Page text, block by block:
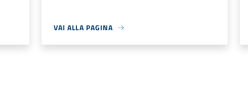
VAI ALLA PAGINA